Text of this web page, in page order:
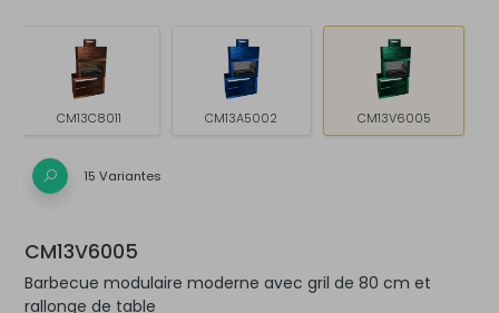
CM13C8011 CM13A5002 CM13V6005
15 Variantes
CM13V6005
Barbecue modulaire moderne avec gril de 80 cm et
rallonge de table